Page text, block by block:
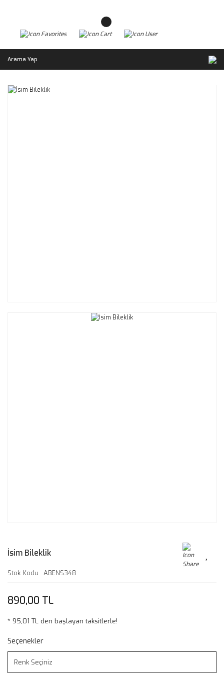
Arama Yap
İsim Bileklik
Stok Kodu ABENS348
890,00 TL
* 95,01 TL den başlayan taksitlerle!
Seçenekler